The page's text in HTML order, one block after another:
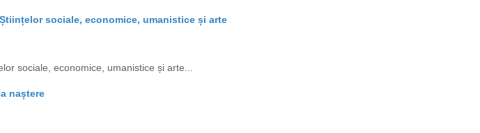
sociale, economice, umanistice și arte
sociale, economice, umanistice și arte...
naștere